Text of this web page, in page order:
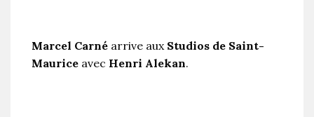
Marcel Carné arrive aux Studios de Saint-
Maurice avec Henri Alekan.